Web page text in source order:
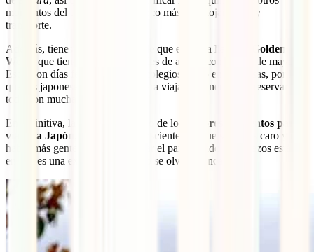
momentos del año y pagar un poco más por alojamiento y
transporte.
Además, tienes que cerciorarte de que evitas la llamada
Golden
Week
, que tiene lugar entre finales de abril y comienzos de mayo.
Estos son días festivos tanto en colegios como en empresas, por lo
que los japoneses aprovechan para viajar y es necesario reservar
todo con mucha antelación.
En definitiva, la primavera es uno de los
mejores momentos para
viajar a Japón
, pero siendo conscientes de que será más caro y que
habrá más gente. Sin duda, visitar el país cuando los cerezos están
en flor es una experiencia que no se olvida nunca.